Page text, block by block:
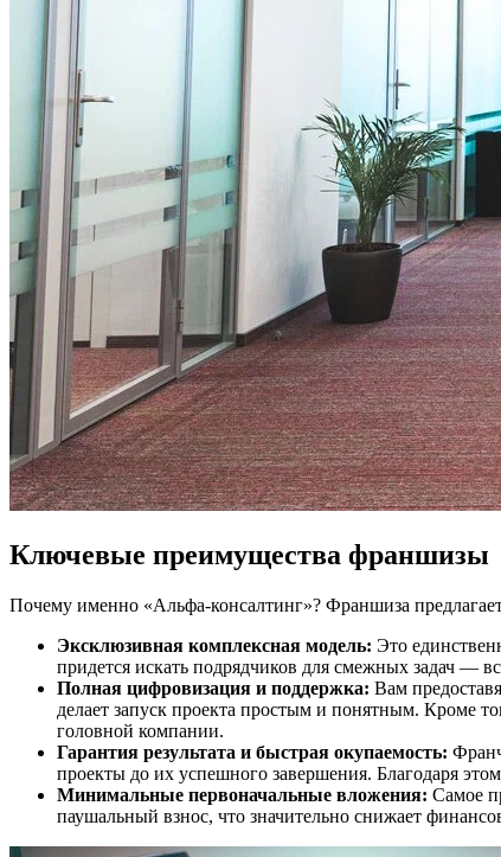
Ключевые преимущества франшизы
Почему именно «Альфа-консалтинг»? Франшиза
Эксклюзивная комплексная модель: Это
придется искать подрядчиков для смежных задач —
Полная цифровизация и поддержка: Вам
делает запуск проекта простым и понятным. Кроме
головной компании.
Гарантия результата и быстрая окупаемость:
проекты до их успешного завершения. Благодаря
Минимальные первоначальные вложения: Самое
паушальный взнос, что значительно снижает